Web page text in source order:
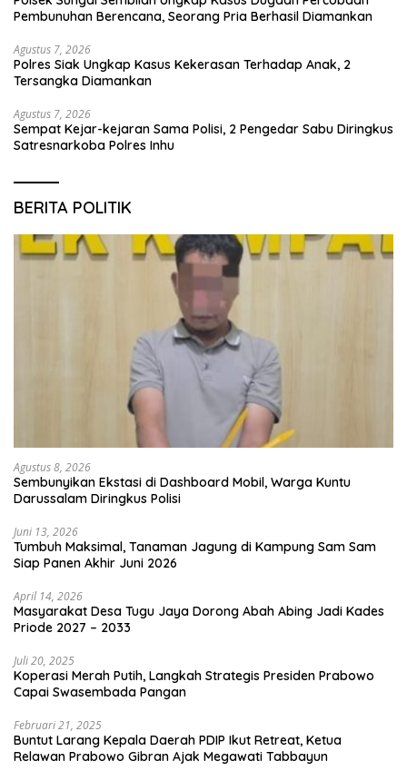
Pembunuhan Berencana, Seorang Pria Berhasil Diamankan
Agustus 7, 2026
Polres Siak Ungkap Kasus Kekerasan Terhadap Anak, 2
Tersangka Diamankan
Agustus 7, 2026
Sempat Kejar-kejaran Sama Polisi, 2 Pengedar Sabu Diringkus
Satresnarkoba Polres Inhu
BERITA POLITIK
Agustus 8, 2026
Sembunyikan Ekstasi di Dashboard Mobil, Warga Kuntu
Darussalam Diringkus Polisi
Juni 13, 2026
Tumbuh Maksimal, Tanaman Jagung di Kampung Sam Sam
Siap Panen Akhir Juni 2026
April 14, 2026
Masyarakat Desa Tugu Jaya Dorong Abah Abing Jadi Kades
Priode 2027 – 2033
Juli 20, 2025
Koperasi Merah Putih, Langkah Strategis Presiden Prabowo
Capai Swasembada Pangan
Februari 21, 2025
Buntut Larang Kepala Daerah PDIP Ikut Retreat, Ketua
Relawan Prabowo Gibran Ajak Megawati Tabbayun